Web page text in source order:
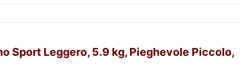
Sport Leggero, 5.9 kg, Pieghevole Piccolo,